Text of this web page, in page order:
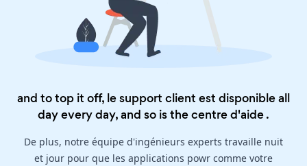
and to top it off, le support client est disponible all
day every day, and so is thecentre d'aide.
De plus, notre équipe d'ingénieurs experts travaille nuit
et jour pour que les applications powr comme votre